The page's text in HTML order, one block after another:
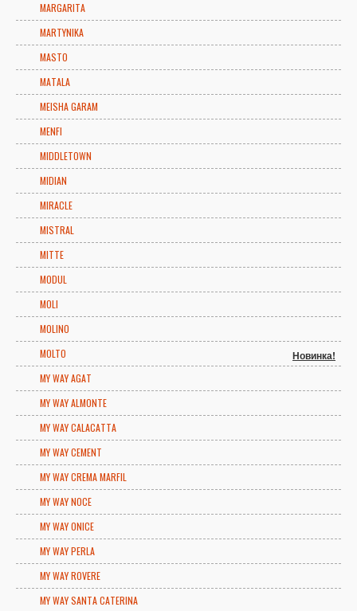
MARGARITA
MARTYNIKA
MASTO
MATALA
MEISHA GARAM
MENFI
MIDDLETOWN
MIDIAN
MIRACLE
MISTRAL
MITTE
MODUL
MOLI
MOLINO
MOLTO
Новинка!
MY WAY AGAT
MY WAY ALMONTE
MY WAY CALACATTA
MY WAY CEMENT
MY WAY CREMA MARFIL
MY WAY NOCE
MY WAY ONICE
MY WAY PERLA
MY WAY ROVERE
MY WAY SANTA CATERINA